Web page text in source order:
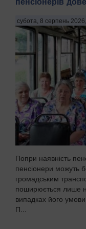
субота, 8 серпень
Попри наявність
пенсіонери можуть
громадським
поширюється лише
випадках його
П...